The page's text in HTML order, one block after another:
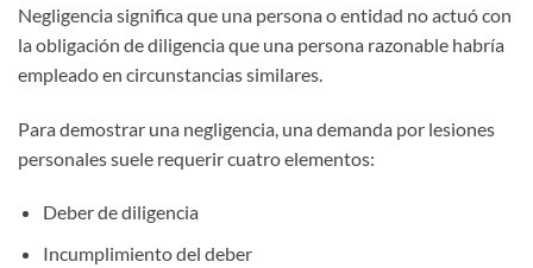
Negligencia significa que una persona o entidad no actuó con
la obligación de diligencia que una persona razonable habría
empleado en circunstancias similares.
Para demostrar una negligencia, una demanda por lesiones
personales suele requerir cuatro elementos:
Deber de diligencia
Incumplimiento del deber